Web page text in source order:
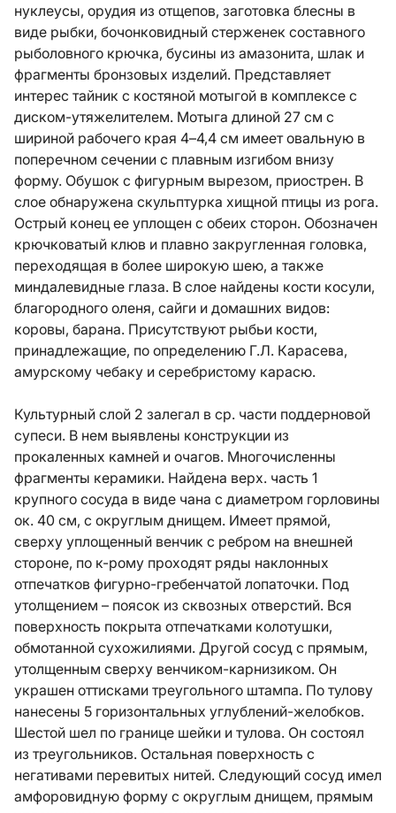
нуклеусы, орудия из отщепов, заготовка блесны в
виде рыбки, бочонковидный стерженек составного
рыболовного крючка, бусины из амазонита, шлак и
фрагменты бронзовых изделий. Представляет
интерес тайник с костяной мотыгой в комплексе с
диском-утяжелителем. Мотыга длиной 27 см с
шириной рабочего края 4–4,4 см имеет овальную в
поперечном сечении с плавным изгибом внизу
форму. Обушок с фигурным вырезом, приострен. В
слое обнаружена скульптурка хищной птицы из рога.
Острый конец ее уплощен с обеих сторон. Обозначен
крючковатый клюв и плавно закругленная головка,
переходящая в более широкую шею, а также
миндалевидные глаза. В слое найдены кости косули,
благородного оленя, сайги и домашних видов:
коровы, барана. Присутствуют рыбьи кости,
принадлежащие, по определению Г.Л. Карасева,
амурскому чебаку и серебристому карасю.
Культурный слой 2 залегал в ср. части поддерновой
супеси. В нем выявлены конструкции из
прокаленных камней и очагов. Многочисленны
фрагменты керамики. Найдена верх. часть 1
крупного сосуда в виде чана с диаметром горловины
ок. 40 см, с округлым днищем. Имеет прямой,
сверху уплощенный венчик с ребром на внешней
стороне, по к-рому проходят ряды наклонных
отпечатков фигурно-гребенчатой лопаточки. Под
утолщением – поясок из сквозных отверстий. Вся
поверхность покрыта отпечатками колотушки,
обмотанной сухожилиями. Другой сосуд с прямым,
утолщенным сверху венчиком-карнизиком. Он
украшен оттисками треугольного штампа. По тулову
нанесены 5 горизонтальных углублений-желобков.
Шестой шел по границе шейки и тулова. Он состоял
из треугольников. Остальная поверхность с
негативами перевитых нитей. Следующий сосуд имел
амфоровидную форму с округлым днищем, прямым